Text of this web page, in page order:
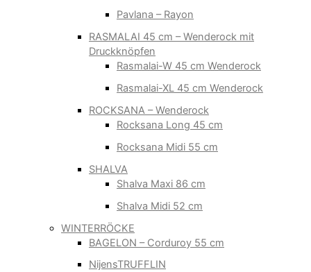
Pavlana – Rayon
RASMALAI 45 cm – Wenderock mit
Druckknöpfen
Rasmalai-W 45 cm Wenderock
Rasmalai-XL 45 cm Wenderock
ROCKSANA – Wenderock
Rocksana Long 45 cm
Rocksana Midi 55 cm
SHALVA
Shalva Maxi 86 cm
Shalva Midi 52 cm
WINTERRÖCKE
BAGELON – Corduroy 55 cm
NijensTRUFFLIN